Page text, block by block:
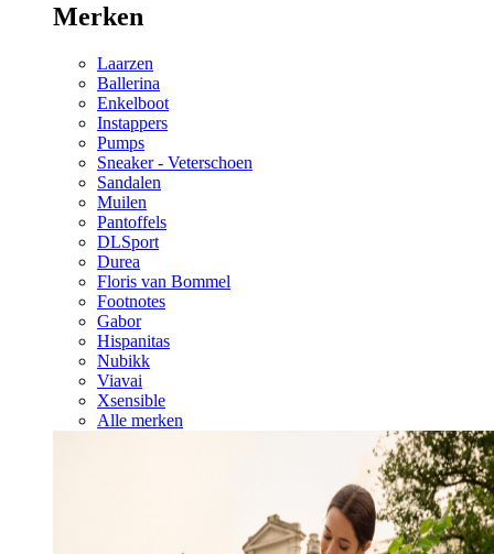
Merken
Laarzen
Ballerina
Enkelboot
Instappers
Pumps
Sneaker - Veterschoen
Sandalen
Muilen
Pantoffels
DLSport
Durea
Floris van Bommel
Footnotes
Gabor
Hispanitas
Nubikk
Viavai
Xsensible
Alle merken